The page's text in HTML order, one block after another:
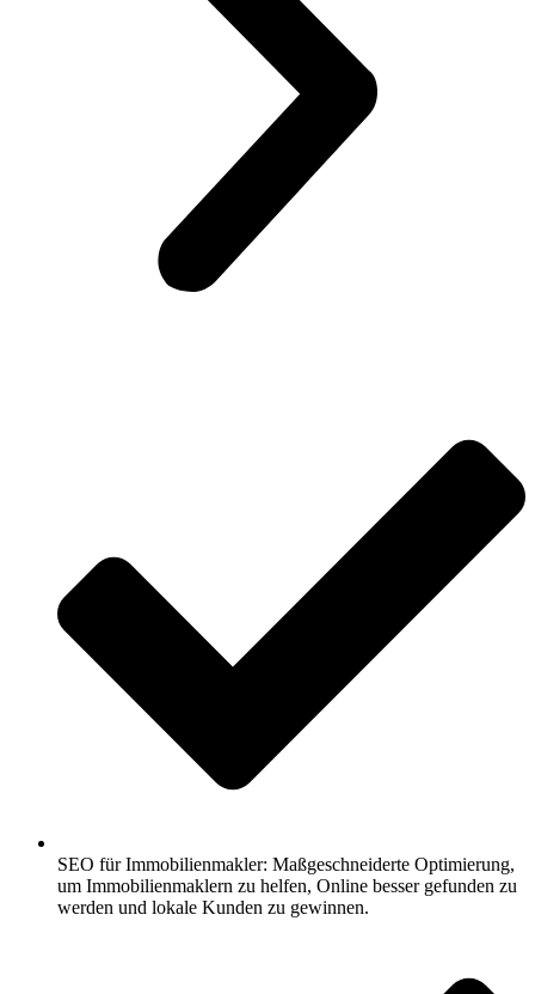
SEO für Immobilienmakler: Maßgeschneiderte Optimierung,
um Immobilienmaklern zu helfen, Online besser gefunden zu
werden und lokale Kunden zu gewinnen.